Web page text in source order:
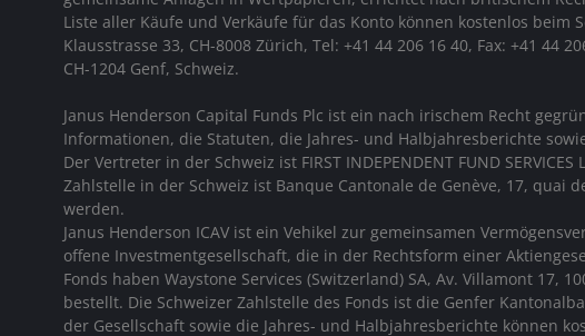
Liste aller Käufe und Verkäufe für das Konto können kostenlos beim
Klausstrasse 33, CH-8008 Zürich, Tel: +41 44 206 16 40, Fax: +41 44
CH-1204 Genf, Schweiz.
Janus Henderson Capital Funds Plc ist ein nach irischem Recht
Informationen, die Statuten, die Jahres- und Halbjahresberichte
Der Vertreter in der Schweiz ist FIRST INDEPENDENT FUND
Zahlstelle in der Schweiz ist Banque Cantonale de Genève, 17, quai
werden.
Janus Henderson ICAV ist ein Vehikel zur gemeinsamen
offene Investmentgesellschaft, die in der Rechtsform einer
Fonds haben Waystone Services (Switzerland) SA, Av. Villamont 17,
bestellt. Die Schweizer Zahlstelle des Fonds ist die Genfer
der Gesellschaft sowie die Jahres- und Halbjahresberichte können